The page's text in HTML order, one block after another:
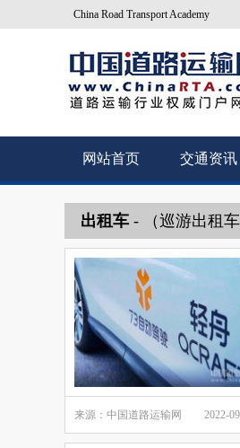
China Road Transport Academy
网站首页 交通资讯
出租车 - （巡游出租
来源：中国道路运输网 2022-